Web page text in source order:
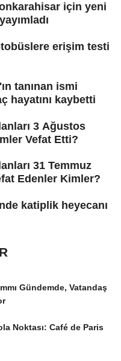
için yeni
erişim testi
tanınan ismi
hayatını kaybetti
3 Ağustos
Vefat Etti?
31 Temmuz
Edenler Kimler?
katiplik heyecanı
Gündemde, Vatandaş
Noktası: Café de Paris